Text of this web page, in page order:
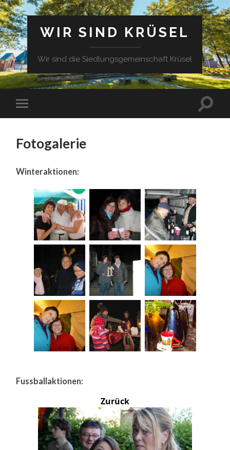
WIR SIND KRÜSEL
Wir sind die Siedlungsgemeinschaft Krüsel
Fotogalerie
Winteraktionen:
Fussballaktionen:
Zurück